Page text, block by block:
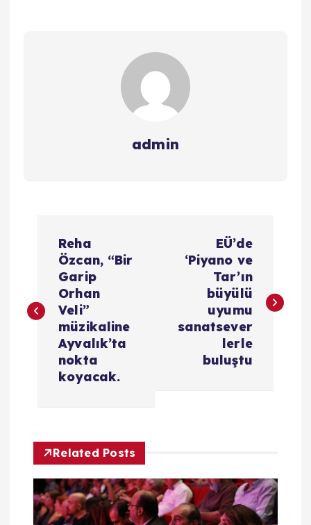
admin
z
z
n
Reha
Özcan, “Bir
Garip
Orhan
Veli”
müzikaline
Ayvalık’ta
nokta
koyacak.
EÜ’de
‘Piyano ve
Tar’ın
büyülü
uyumu
sanatsever
lerle
buluştu
Related Posts